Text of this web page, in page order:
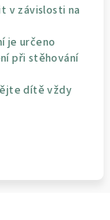
v závislosti na
je určeno
při stěhování
dítě vždy